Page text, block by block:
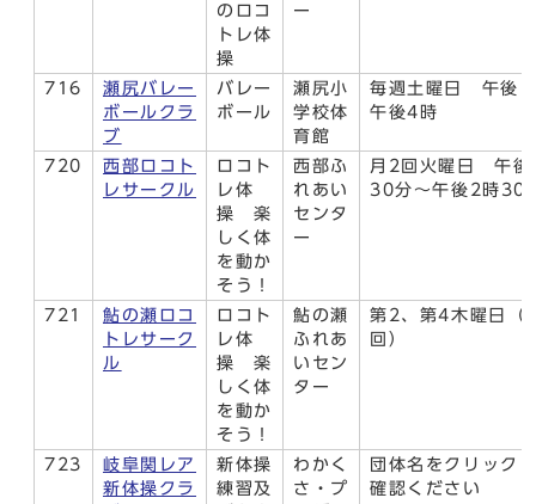
のロコ
トレ体
操
ー
716
瀬尻バレー
ボールクラ
ブ
バレー
ボール
瀬尻小
学校体
育館
毎週土曜日 午後1
午後4時
720
西部ロコト
レサークル
ロコト
レ体
操 楽
しく体
を動か
そう！
西部ふ
れあい
センタ
ー
月2回火曜日 午後
30分～午後2時30
721
鮎の瀬ロコ
トレサーク
ル
ロコト
レ体
操 楽
しく体
を動か
そう！
鮎の瀬
ふれあ
いセン
ター
第2、第4木曜日（
回）
723
岐阜関レア
新体操クラ
新体操
練習及
わかく
さ・プ
団体名をクリック
確認ください